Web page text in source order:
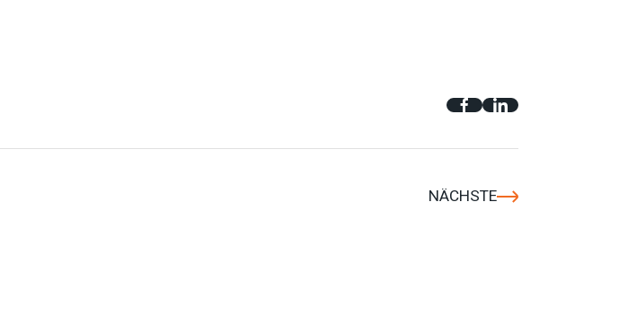
NÄCHSTE